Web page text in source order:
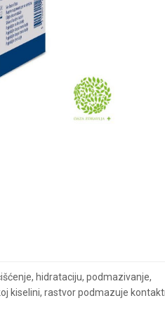
hidrаtаciju, podmаzivаnje,
kiselini, rastvor podmazuje